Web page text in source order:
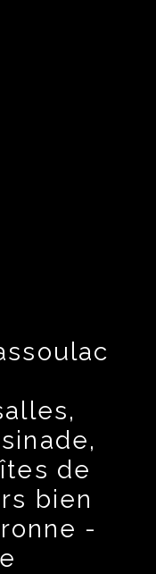
de
bien
-